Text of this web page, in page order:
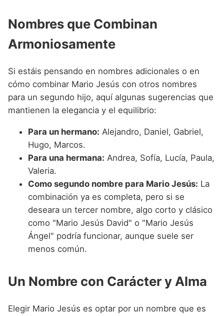
Nombres que Combinan
Armoniosamente
Si estáis pensando en nombres adicionales o en
cómo combinar Mario Jesús con otros nombres
para un segundo hijo, aquí algunas sugerencias que
mantienen la elegancia y el equilibrio:
Para un hermano: Alejandro, Daniel, Gabriel,
Hugo, Marcos.
Para una hermana: Andrea, Sofía, Lucía, Paula,
Valeria.
Como segundo nombre para Mario Jesús: La
combinación ya es completa, pero si se
deseara un tercer nombre, algo corto y clásico
como "Mario Jesús David" o "Mario Jesús
Ángel" podría funcionar, aunque suele ser
menos común.
Un Nombre con Carácter y Alma
Elegir Mario Jesús es optar por un nombre que es